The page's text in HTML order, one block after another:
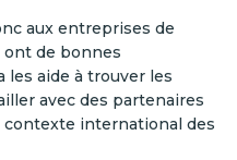
aux entreprises de
ont de bonnes
les aide à trouver les
avec des partenaires
contexte international des